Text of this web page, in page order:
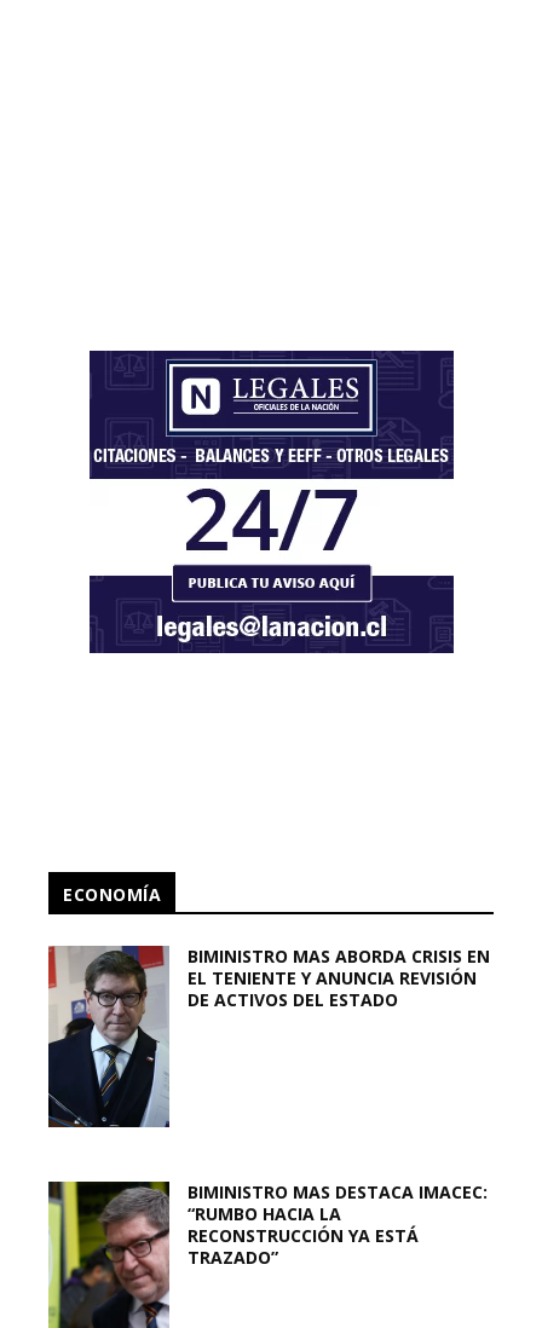
ECONOMÍA
BIMINISTRO MAS ABORDA CRISIS EN
EL TENIENTE Y ANUNCIA REVISIÓN
DE ACTIVOS DEL ESTADO
BIMINISTRO MAS DESTACA IMACEC:
“RUMBO HACIA LA
RECONSTRUCCIÓN YA ESTÁ
TRAZADO”